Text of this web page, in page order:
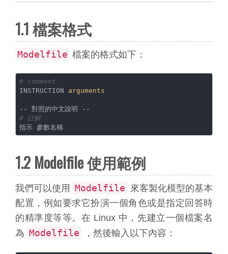
1.1 檔案格式
Modelfile 檔案的格式如下：
# comment
INSTRUCTION arguments
# 註解
指示 參數名稱
1.2 Modelfile 使用範例
我們可以使用 Modelfile 來客製化模型的基本
配置，例如要求它扮演一個角色或是指定回答時
的精準度等等。在 Linux 中，先建立一個檔案名
為 Modelfile ，然後輸入以下內容：